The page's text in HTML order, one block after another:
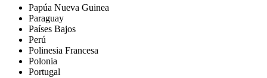
Papúa Nueva Guinea
Paraguay
Países Bajos
Perú
Polinesia Francesa
Polonia
Portugal